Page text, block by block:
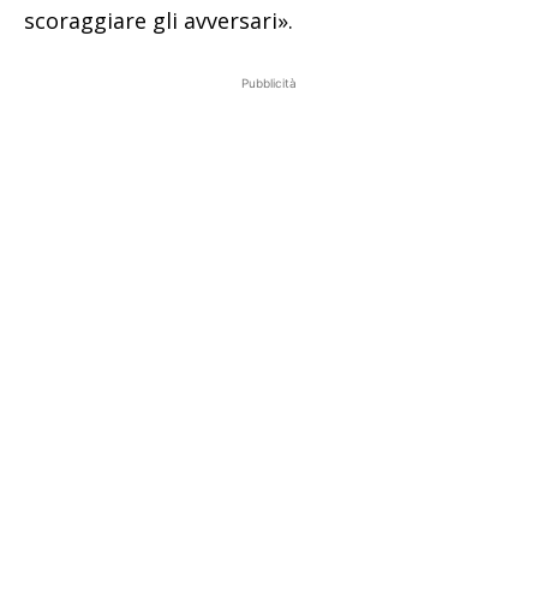
scoraggiare gli avversari».
Pubblicità